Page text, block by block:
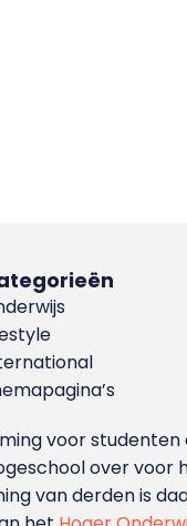
voor
over
van derden is